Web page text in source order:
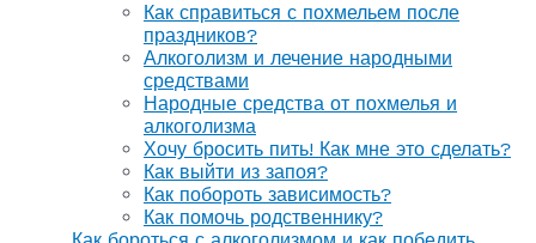
Как справиться с похмельем после
праздников?
Алкоголизм и лечение народными
средствами
Народные средства от похмелья и
алкоголизма
Хочу бросить пить! Как мне это сделать?
Как выйти из запоя?
Как побороть зависимость?
Как помочь родственнику?